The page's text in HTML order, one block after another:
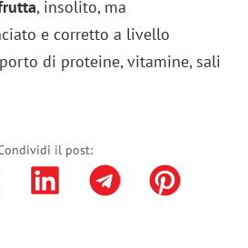
, insolito, ma
e corretto a livello
di proteine, vitamine, sali
il post: